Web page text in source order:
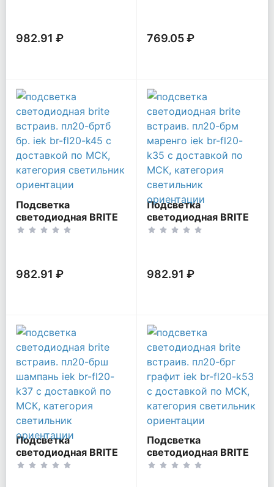
982.91 ₽ 769.05 ₽
Подсветка
светодиодная BRITE
встраив. ПЛ20-БрТБ
982.91 ₽
Подсветка
светодиодная BRITE
встраив. ПЛ20-БрМ
982.91 ₽
Подсветка
светодиодная BRITE
встраив. ПЛ20-БрШ
Подсветка
светодиодная BRITE
встраив. ПЛ20-БрГ